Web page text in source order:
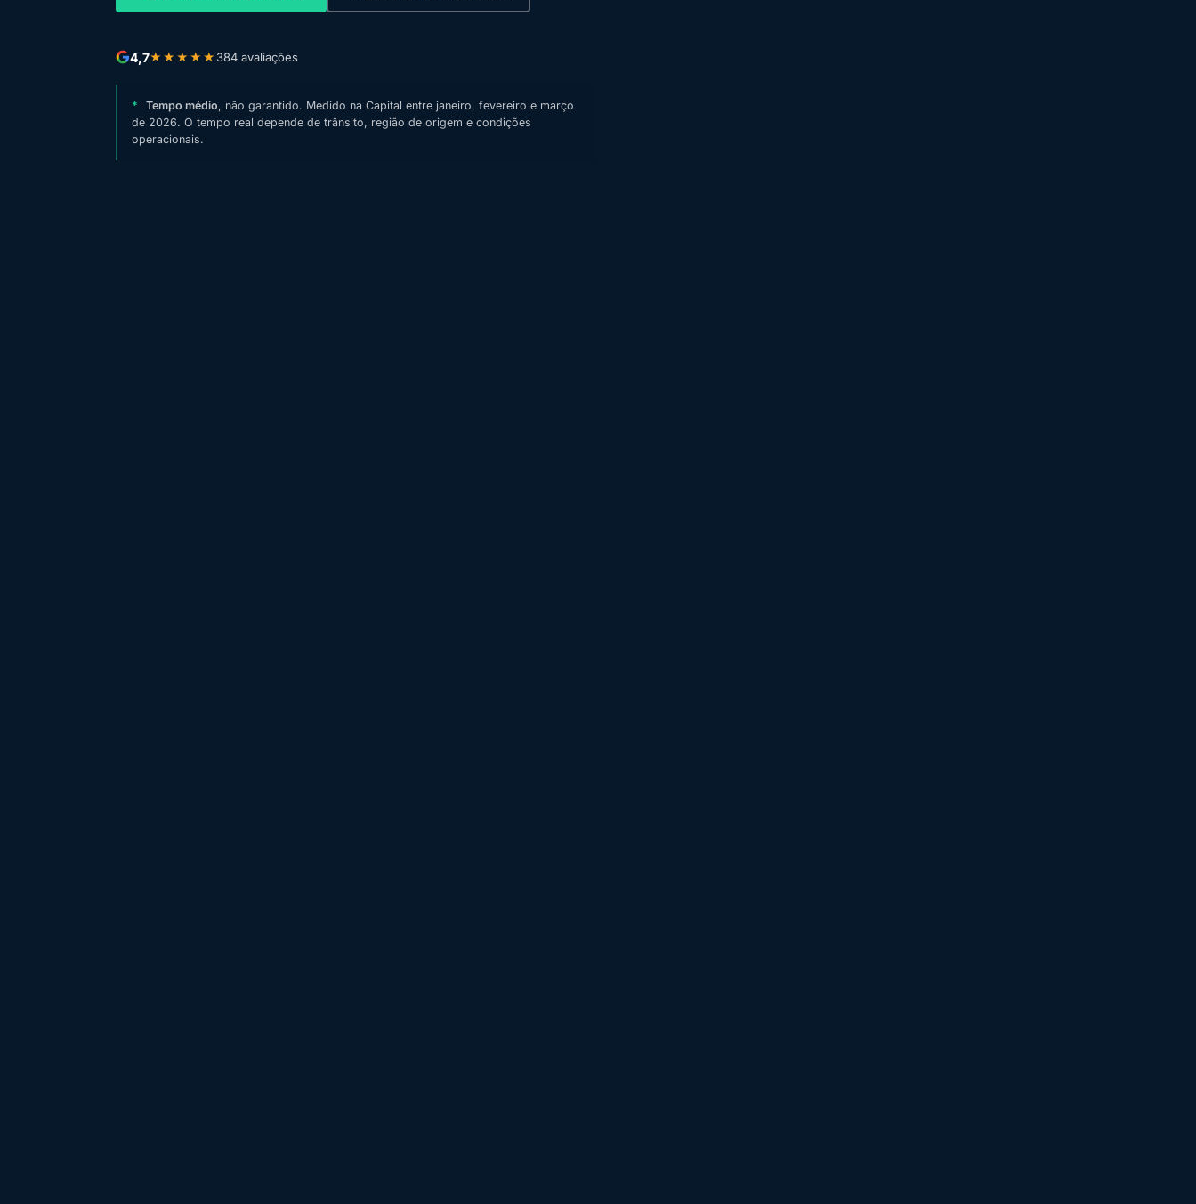
4,7★★★★★ 384 avaliações
* Tempo médio , não garantido. Medido na Capital entre janeiro, fevereiro e março
de 2026. O tempo real depende de trânsito, região de origem e condições
operacionais.